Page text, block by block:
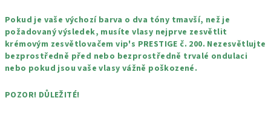
Pokud je vaše výchozí barva o dva tóny tmavší, než je
požadovaný výsledek, musíte vlasy nejprve zesvětlit
krémovým zesvětlovačem vip's PRESTIGE č. 200. Nezesvětlujte
bezprostředně před nebo bezprostředně trvalé ondulaci
nebo pokud jsou vaše vlasy vážně poškozené.
POZOR! DŮLEŽITÉ!